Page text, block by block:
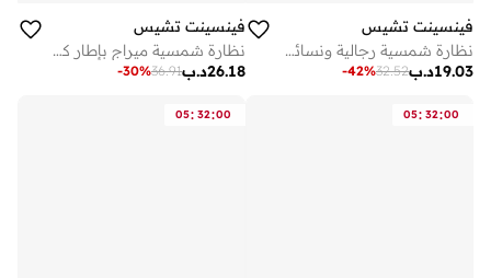
فينسينت تشيس
نظارة شمسية رجالية ونسائية بإطار كامل مربع، مستقطبة وحماية % من الأشعة فوق البنفسجية، بتصميم عصري وأنيق
د.ب19.03
32.52
-42%
فينسينت تشيس
نظارة شمسية ميراج بإطار كامل وايفارير مستقطبة وحماية من الأشعة فوق البنفسجية - مم - أسود
د.ب26.18
36.91
-30%
05: 32:00
05: 32:00